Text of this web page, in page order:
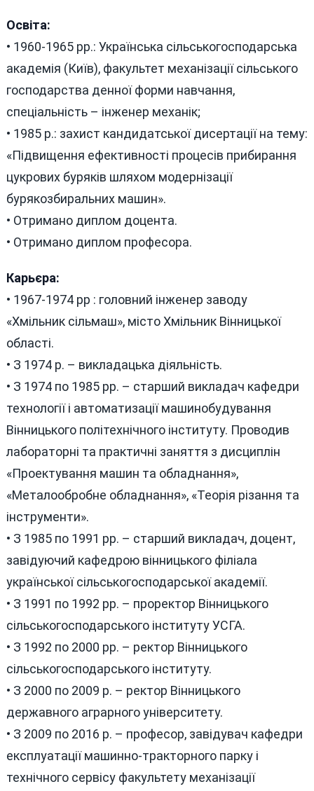
Освіта:
• 1960-1965 рр.: Українська сільськогосподарська
академія (Київ), факультет механізації сільського
господарства денної форми навчання,
спеціальність – інженер механік;
• 1985 р.: захист кандидатської дисертації на тему:
«Підвищення ефективності процесів прибирання
цукрових буряків шляхом модернізації
бурякозбиральних машин».
• Отримано диплом доцента.
• Отримано диплом професора.
Карьєра:
• 1967-1974 рр : головний інженер заводу
«Хмільник сільмаш», місто Хмільник Вінницької
області.
• З 1974 р. – викладацька діяльність.
• З 1974 по 1985 рр. – старший викладач кафедри
технології і автоматизації машинобудування
Вінницького політехнічного інституту. Проводив
лабораторні та практичні заняття з дисциплін
«Проектування машин та обладнання»,
«Металообробне обладнання», «Теорія різання та
інструменти».
• З 1985 по 1991 рр. – старший викладач, доцент,
завідуючий кафедрою вінницького філіала
української сільськогосподарської академії.
• З 1991 по 1992 рр. – проректор Вінницького
сільськогосподарського інституту УСГА.
• З 1992 по 2000 рр. – ректор Вінницького
сільськогосподарського інституту.
• З 2000 по 2009 р. – ректор Вінницького
державного аграрного університету.
• З 2009 по 2016 р. – професор, завідувач кафедри
експлуатації машинно-тракторного парку і
технічного сервісу факультету механізації